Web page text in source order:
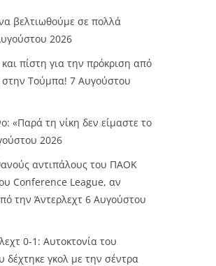
βελτιωθούμε σε πολλά
2026
πίστη για την πρόκριση από
Τούμπα! 7 Αυγούστου
«Παρά τη νίκη δεν είμαστε το
2026
αντιπάλους του ΠΑΟΚ
Conference League, αν
την Άντερλεχτ 6 Αυγούστου
0-1: Αυτοκτονία του
δέχτηκε γκολ με την σέντρα